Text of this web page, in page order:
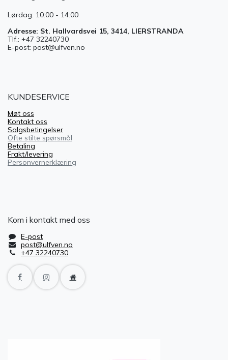
Lørdag: 10:00 - 14:00
Adresse: St. Hallvardsvei 15, 3414, LIERSTRANDA
Tlf.: +47 32240730
E-post: post@ulfven.no
KUNDESERVICE
Møt oss
Kontakt oss
Salgsbetingelser
Ofte stilte spørsmål
Betaling
Frakt/levering
Personvernerklæring
Kom i kontakt med oss
E-post
post@ulfven.no
+47 32240730